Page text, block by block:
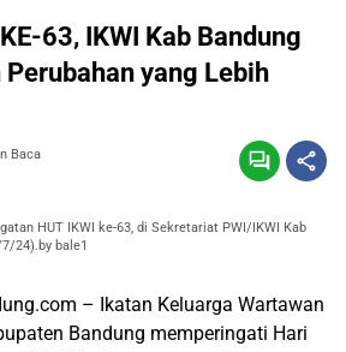
63, IKWI Kab Bandung
yang Lebih
Baca
HUT IKWI ke-63, di Sekretariat PWI/IKWI Kab
24).by bale1
– Ikatan Keluarga Wartawan
Bandung memperingati Hari